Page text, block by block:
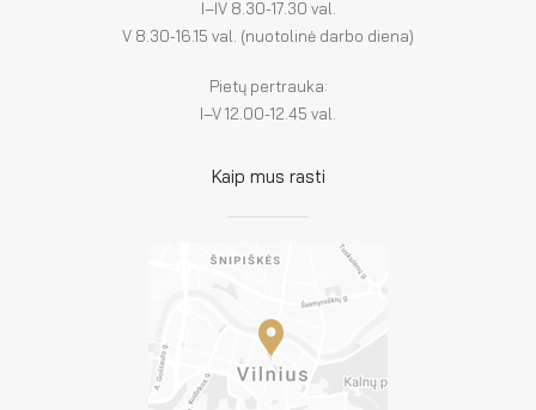
I–IV 8.30-17.30 val.
V 8.30-16.15 val. (nuotolinė darbo diena)
Pietų pertrauka:
I–V 12.00-12.45 val.
Kaip mus rasti